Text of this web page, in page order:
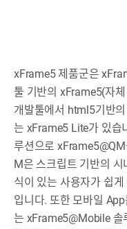
xFrame5 제품군은
툴 기반의 xFrame5(자
개발툴에서 html5기반
는 xFrame5 Lite가 있습
루션으로
M은 스크립트 기반의 시
식이 있는 사용자가 쉽
입니다. 또한 모바일
는 xFrame5@Mobile 솔